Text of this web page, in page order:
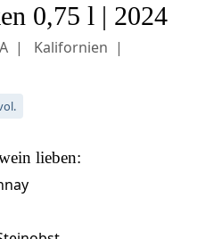
0,75 l | 2024
Kalifornien
lieben: